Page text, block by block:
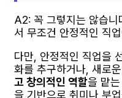
A2: 꼭 그렇지는 않습니
서 무조건 안정적인 직
다만, 안정적인 직업을
화를 추구하거나, 새로
고 창의적인 역할을 맡
을 기반으로 취미나 부